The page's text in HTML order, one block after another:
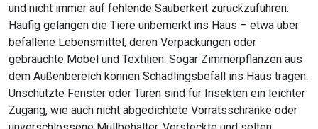
und nicht immer auf fehlende Sauberkeit zurückzuführen.
Häufig gelangen die Tiere unbemerkt ins Haus – etwa über
befallene Lebensmittel, deren Verpackungen oder
gebrauchte Möbel und Textilien. Sogar Zimmerpflanzen aus
dem Außenbereich können Schädlingsbefall ins Haus tragen.
Unschützte Fenster oder Türen sind für Insekten ein leichter
Zugang, wie auch nicht abgedichtete Vorratsschränke oder